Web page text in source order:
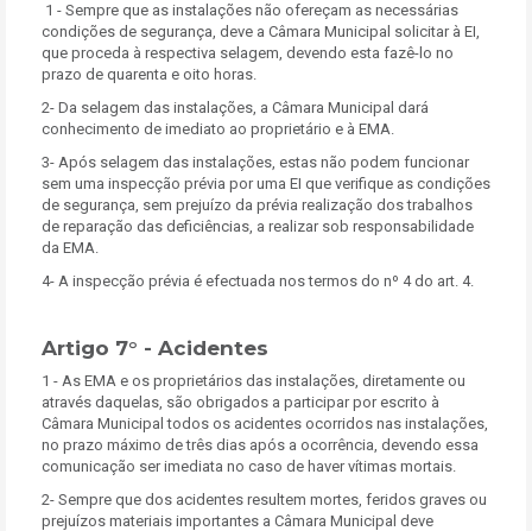
1 - Sempre que as instalações não ofereçam as necessárias
condições de segurança, deve a Câmara Municipal solicitar à EI,
que proceda à respectiva selagem, devendo esta fazê-lo no
prazo de quarenta e oito horas.
2- Da selagem das instalações, a Câmara Municipal dará
conhecimento de imediato ao proprietário e à EMA.
3- Após selagem das instalações, estas não podem funcionar
sem uma inspecção prévia por uma EI que verifique as condições
de segurança, sem prejuízo da prévia realização dos trabalhos
de reparação das deficiências, a realizar sob responsabilidade
da EMA.
4- A inspecção prévia é efectuada nos termos do nº 4 do art. 4.
Artigo 7° - Acidentes
1 - As EMA e os proprietários das instalações, diretamente ou
através daquelas, são obrigados a participar por escrito à
Câmara Municipal todos os acidentes ocorridos nas instalações,
no prazo máximo de três dias após a ocorrência, devendo essa
comunicação ser imediata no caso de haver vítimas mortais.
2- Sempre que dos acidentes resultem mortes, feridos graves ou
prejuízos materiais importantes a Câmara Municipal deve